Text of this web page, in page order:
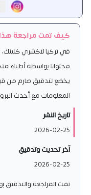
كيف تمت مراجعة هذا
في تركيا لاكشري كلينك،
محتوانا بواسطة أطباء
يخضع لتدقيق صارم من
المعلومات مع أحدث
تاريخ النشر
2026-02-25
آخر تحديث وتدقيق
2026-02-25
تمت المراجعة والتدقيق